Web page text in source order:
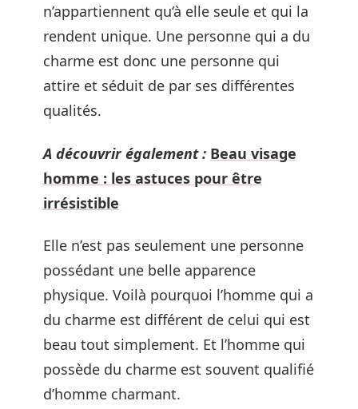
n’appartiennent qu‘à elle seule et qui la
rendent unique. Une personne qui a du
charme est donc une personne qui
attire et séduit de par ses différentes
qualités.
A découvrir également : Beau visage
homme : les astuces pour être
irrésistible
Elle n’est pas seulement une personne
possédant une belle apparence
physique. Voilà pourquoi l’homme qui a
du charme est différent de celui qui est
beau tout simplement. Et l’homme qui
possède du charme est souvent qualifié
d’homme charmant.